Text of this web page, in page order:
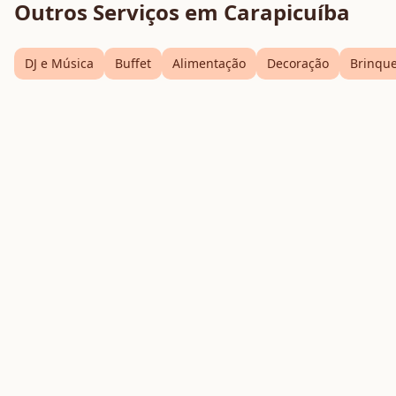
Outros Serviços em Carapicuíba
DJ e Música Buffet Alimentação Decoração